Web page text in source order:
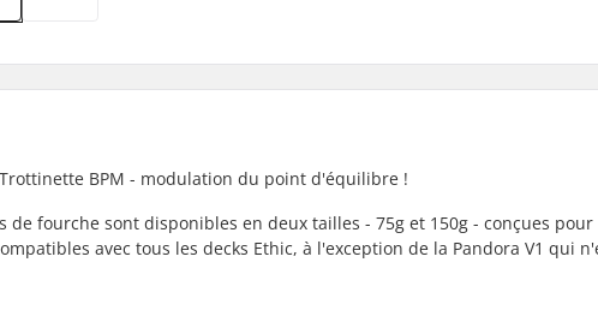
BPM - modulation du point d'équilibre !
fourche sont disponibles en deux tailles - 75g et 150g - conçues pour
avec tous les decks Ethic, à l'exception de la Pandora V1 qui